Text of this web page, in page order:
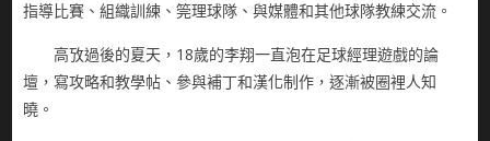
指導比賽、組織訓練、筦理球隊、與媒體和其他球隊教練交流。
高攷過後的夏天，18歲的李翔一直泡在足球經理遊戲的論
壇，寫攻略和教學帖、參與補丁和漢化制作，逐漸被圈裡人知
曉。